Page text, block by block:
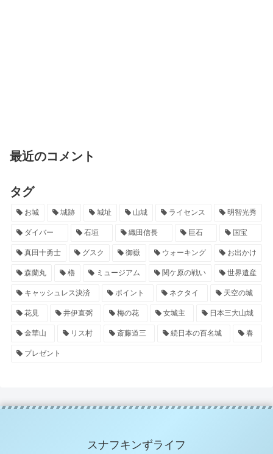
最近のコメント
タグ
お城 城跡 城址 山城 ライセンス 明智光秀
ダイバー 石垣 織田信長 巨石 国宝
真田十勇士 グスク 御嶽 ウォーキング お出かけ
森蘭丸 櫓 ミュージアム 関ケ原の戦い 世界遺産
キャッシュレス決済 ポイント ネクタイ 天空の城
花見 井伊直弼 梅の花 女城主 日本三大山城
金華山 リス村 斎藤道三 続日本の百名城 春
プレゼント
スナフキンずライフ